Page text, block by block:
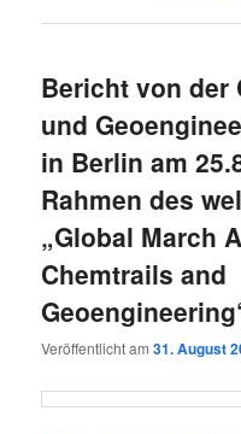
Bericht von der
und
in Berlin am
Rahmen des
„Global March
Chemtrails and
Veröffentlicht am31. August